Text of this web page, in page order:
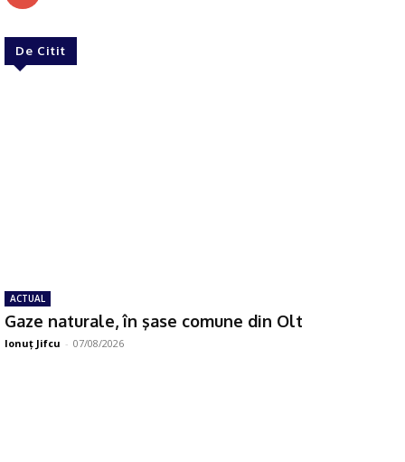
De Citit
ACTUAL
Gaze naturale, în şase comune din Olt
Ionuţ Jifcu - 07/08/2026